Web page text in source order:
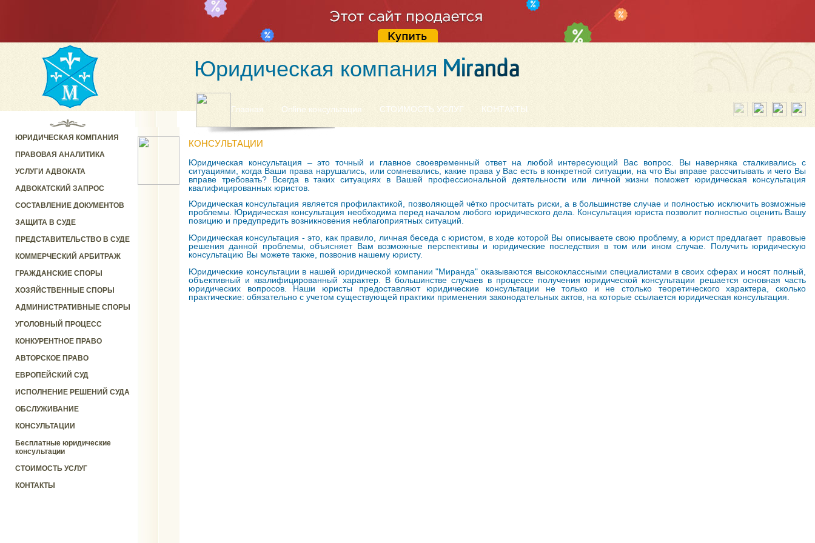
Юридическая компания
Главная Online консультация СТОИМОСТЬ УСЛУГ КОНТАКТЫ
ЮРИДИЧЕСКАЯ КОМПАНИЯ
ПРАВОВАЯ АНАЛИТИКА
УСЛУГИ АДВОКАТА
АДВОКАТСКИЙ ЗАПРОС
СОСТАВЛЕНИЕ ДОКУМЕНТОВ
ЗАЩИТА В СУДЕ
ПРЕДСТАВИТЕЛЬСТВО В СУДЕ
КОММЕРЧЕСКИЙ АРБИТРАЖ
ГРАЖДАНСКИЕ СПОРЫ
ХОЗЯЙСТВЕННЫЕ СПОРЫ
АДМИНИСТРАТИВНЫЕ СПОРЫ
УГОЛОВНЫЙ ПРОЦЕСС
КОНКУРЕНТНОЕ ПРАВО
АВТОРСКОЕ ПРАВО
ЕВРОПЕЙСКИЙ СУД
ИСПОЛНЕНИЕ РЕШЕНИЙ СУДА
ОБСЛУЖИВАНИЕ
КОНСУЛЬТАЦИИ
Бесплатные юридические
консультации
СТОИМОСТЬ УСЛУГ
КОНТАКТЫ
КОНСУЛЬТАЦИИ
Юридическая консультация – это точный и главное своевременный ответ на любой интересующий Вас вопрос. Вы наверняка сталкивались с
ситуациями, когда Ваши права нарушались, или сомневались, какие права у Вас есть в конкретной ситуации, на что Вы вправе рассчитывать и чего Вы
вправе требовать? Всегда в таких ситуациях в Вашей профессиональной деятельности или личной жизни поможет юридическая консультация
квалифицированных юристов.
Юридическая консультация является профилактикой, позволяющей чётко просчитать риски, а в большинстве случае и полностью исключить возможные
проблемы. Юридическая консультация необходима перед началом любого юридического дела. Консультация юриста позволит полностью оценить Вашу
позицию и предупредить возникновения неблагоприятных ситуаций.
Юридическая консультация - это, как правило, личная беседа с юристом, в ходе которой Вы описываете свою проблему, а юристпредлагает правовые
решения данной проблемы, объясняет Вам возможные перспективы и юридические последствия в том или ином случае. Получить юридическую
консультацию Вы можете также, позвонив нашему юристу.
Юридические консультации в нашей юридической компании "Миранда" оказываются высококлассными специалистами в своих сферах и носят полный,
объективный и квалифицированный характер. В большинстве случаев в процессе получения юридической консультации решается основная часть
юридических вопросов. Наши юристы предоставляют юридические консультации не только и не столько теоретического характера, сколько
практические: обязательно с учетом существующей практики применения законодательных актов, на которые ссылается юридическая консультация.